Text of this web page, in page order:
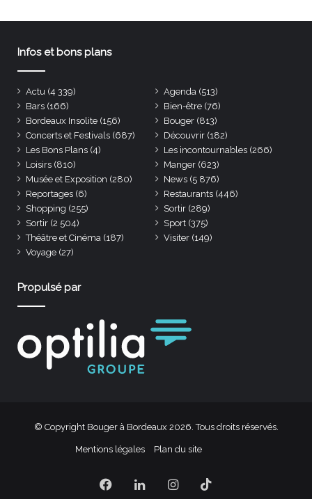
Infos et bons plans
Actu (4 339) Agenda (513)
Bars (166) Bien-être (76)
Bordeaux Insolite (156) Bouger (813)
Concerts et Festivals (687) Découvrir (182)
Les Bons Plans (4) Les incontournables (266)
Loisirs (810) Manger (623)
Musée et Exposition (280) News (5 876)
Reportages (6) Restaurants (446)
Shopping (255) Sortir (289)
Sortir (2 504) Sport (375)
Théâtre et Cinéma (187) Visiter (149)
Voyage (27)
Propulsé par
© Copyright Bouger à Bordeaux 2026. Tous droits réservés.
Mentions légales Plan du site
Facebook
LinkedinInstagram